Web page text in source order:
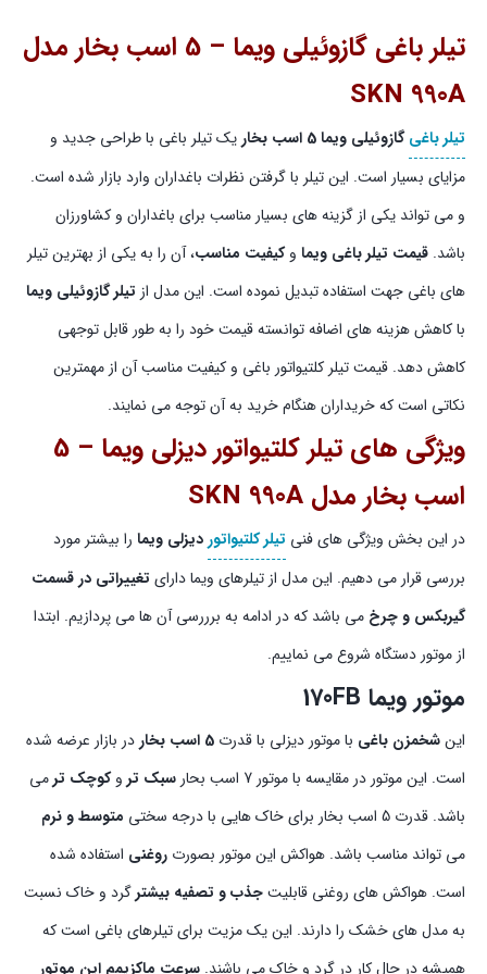
تیلر باغی گازوئیلی ویما – 5 اسب بخار مدل
SKN 990A
تیلر باغیگازوئیلی ویما 5 اسب بخار
یک تیلر باغی با طراحی جدید و
مزایای بسیار است. این تیلر با گرفتن نظرات باغداران وارد بازار شده است.
و می تواند یکی از گزینه های بسیار مناسب برای باغداران و کشاورزان
باشد. قیمت تیلر باغی ویما وکیفیت مناسب، آن را به یکی از بهترین تیلر
های باغی جهت استفاده تبدیل نموده است. این مدل از تیلر گازوئیلی ویما
با کاهش هزینه های اضافه توانسته قیمت خود را به طور قابل توجهی
کاهش دهد. قیمت تیلر کلتیواتور باغی و کیفیت مناسب آن از مهمترین
نکاتی است که خریداران هنگام خرید به آن توجه می نمایند.
ویژگی های تیلر کلتیواتور دیزلی ویما – 5
اسب بخار مدل SKN 990A
در این بخش ویژگی های فنی تیلر کلتیواتور دیزلی ویما را بیشتر مورد
بررسی قرار می دهیم. این مدل از تیلرهای ویما دارای تغییراتی در قسمت
گیربکس و چرخ می باشد که در ادامه به برررسی آن ها می پردازیم. ابتدا
از موتور دستگاه شروع می نماییم.
موتور ویما 170FB
اینشخمزن باغی با موتور دیزلی با قدرت 5 اسب بخار
در بازار عرضه شده
است. این موتور در مقایسه با موتور 7 اسب بحار
سبک تر وکوچک ترمی
باشد. قدرت 5 اسب بخار برای خاک هایی با درجه سختی
متوسط و نرم
می تواند مناسب باشد. هواکش این موتور بصورت روغنی استفاده شده
است. هواکش های روغنی قابلیتجذب و تصفیه بیشترگرد و خاک نسبت
به مدل های خشک را دارند. این یک مزیت برای تیلرهای باغی است که
همیشه در حال کار در گرد و خاک می باشند. سرعت ماکزیمم این موتور